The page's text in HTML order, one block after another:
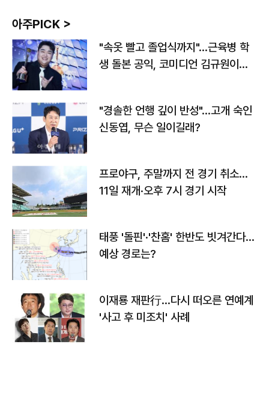
아주PICK >
"속옷 빨고 졸업식까지"…근육병 학
생 돌본 공익, 코미디언 김규원이었
"경솔한 언행 깊이 반성"…고개 숙인
신동엽, 무슨 일이길래?
프로야구, 주말까지 전 경기 취소…
11일 재개·오후 7시 경기 시작
태풍 '돌핀'·'찬홈' 한반도 빗겨간다…
예상 경로는?
이재룡 재판行…다시 떠오른 연예계
'사고 후 미조치' 사례